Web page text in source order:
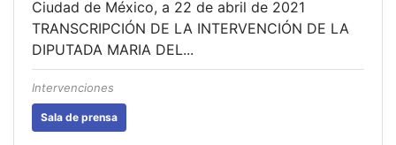
Ciudad de México, a 22 de abril de 2021
TRANSCRIPCIÓN DE LA INTERVENCIÓN DE LA
DIPUTADA MARIA DEL...
Intervenciones
Sala de prensa